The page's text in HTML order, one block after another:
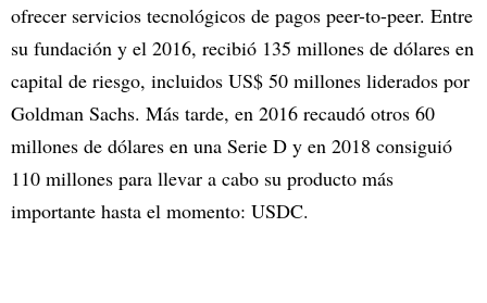
ofrecer servicios tecnológicos de pagos peer-to-peer. Entre
su fundación y el 2016, recibió 135 millones de dólares en
capital de riesgo, incluidos US$ 50 millones liderados por
Goldman Sachs. Más tarde, en 2016 recaudó otros 60
millones de dólares en una Serie D y en 2018 consiguió
110 millones para llevar a cabo su producto más
importante hasta el momento: USDC.